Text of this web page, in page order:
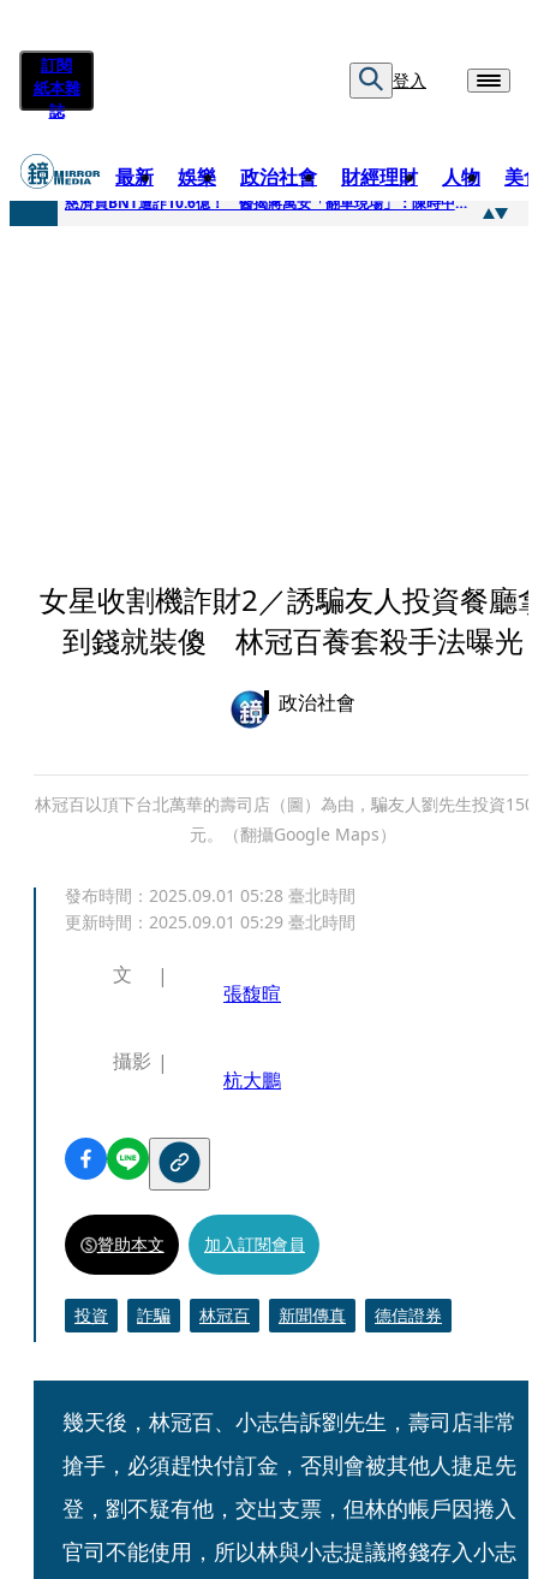
訂閱
紙本雜
誌
登入
最新 娛樂 政治社會 財經理財 人物 美
快訊
慈濟買BNT遭詐10.6億！ 醫揭蔣萬安「翻車現場」：陳時中當年是阻止被騙
女星收割機詐財2／誘騙友人投資餐廳
到錢就裝傻 林冠百養套殺手法曝光
政治社會
林冠百以頂下台北萬華的壽司店（圖）為由，騙友人劉先生投資
元。（翻攝Google Maps）
發布時間： 2025.09.01 05:28 臺北時間
更新時間： 2025.09.01 05:29 臺北時間
文
張馥暄
攝影
杭大鵬
贊助本文 加入訂閱會員
投資 詐騙 林冠百 新聞傳真 德信證券
幾天後，林冠百、小志告訴劉先生，壽司店非常
搶手，必須趕快付訂金，否則會被其他人捷足先
登，劉不疑有他，交出支票，但林的帳戶因捲入
官司不能使用，所以林與小志提議將錢存入小志